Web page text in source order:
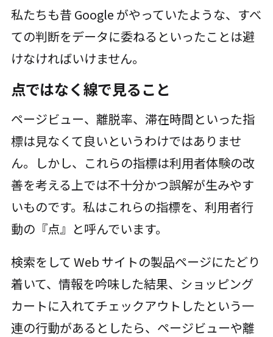
私たちも昔 Google がやっていたような、すべ
ての判断をデータに委ねるといったことは避
けなければいけません。
点ではなく線で見ること
ページビュー、離脱率、滞在時間といった指
標は見なくて良いというわけではありませ
ん。しかし、これらの指標は利用者体験の改
善を考える上では不十分かつ誤解が生みやす
いものです。私はこれらの指標を、利用者行
動の『点』と呼んでいます。
検索をして Web サイトの製品ページにたどり
着いて、情報を吟味した結果、ショッピング
カートに入れてチェックアウトしたという一
連の行動があるとしたら、ページビューや離